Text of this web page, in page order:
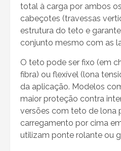
total à carga por ambos
cabeçotes (travessas
estrutura do teto e
conjunto mesmo com as
O teto pode ser fixo (em
fibra) ou flexível (lona
da aplicação. Modelos
maior proteção contra
versões com teto de lona
carregamento por cima
utilizam ponte rolante ou